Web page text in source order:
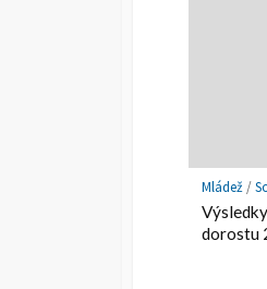
Mládež/
dorostu